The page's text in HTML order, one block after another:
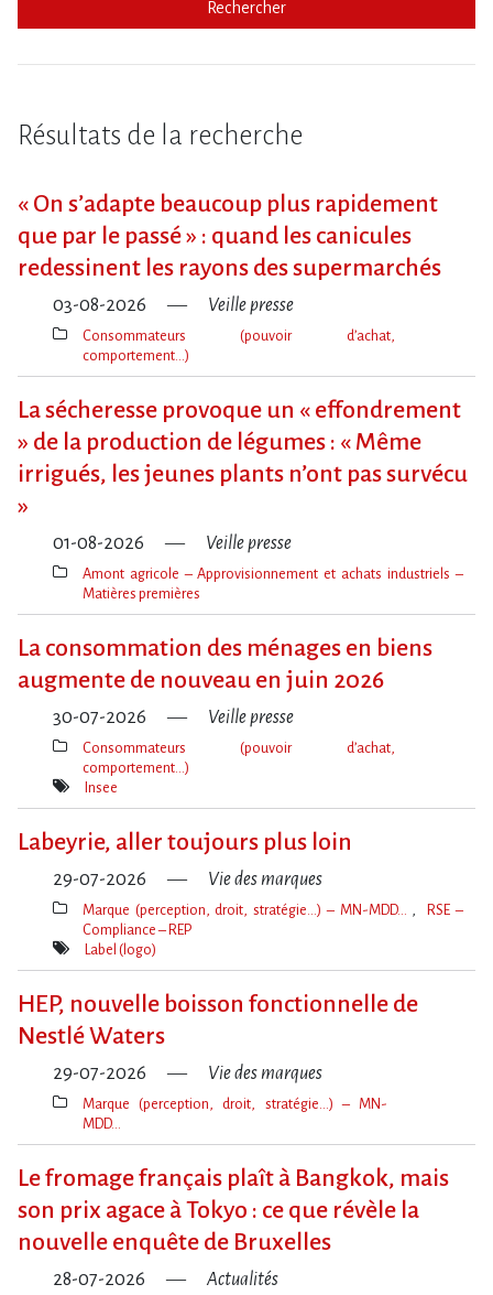
Rechercher
Résultats de la recherche
« On s​‌’adapte beaucoup plus rapidement
que par le passé » : quand les canicules
redessinent les rayons des supermarchés
03-08-2026 Veille presse
Thèmes(s)
Consommateurs (pouvoir d’achat,
comportement…)
La sécheresse provoque un « effondrement
» de la production de légumes : « Même
irrigués, les jeunes plants n’ont pas survécu
»
01-08-2026 Veille presse
Thèmes(s)
Amont agricole – Approvisionnement et achats industriels –
Matières premières
La consommation des ménages en biens
augmente de nouveau en juin 2026
30-07-2026 Veille presse
Thèmes(s)
Consommateurs (pouvoir d’achat,
comportement…)
Mot(s)-
Insee
Labeyrie, aller toujours plus loin
29-07-2026 Vie des marques
Thèmes(s)
Marque (perception, droit, stratégie…) – MN-MDD…
RSE –
Compliance – REP
Mot(s)-
Label (logo)
HEP, nouvelle boisson fonctionnelle de
Nestlé Waters
29-07-2026 Vie des marques
Thèmes(s)
Marque (perception, droit, stratégie…) – MN-
MDD…
Le fromage français plaît à Bangkok, mais
son prix agace à Tokyo : ce que révèle la
nouvelle enquête de Bruxelles
28-07-2026 Actualités